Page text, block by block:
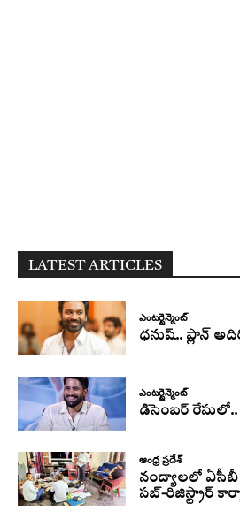
LATEST ARTICLES
ఎంటర్టైన్మెంట్
ధనుష్‌.. ప్లాన్
ఎంటర్టైన్మెంట్
డిసెంబర్
ఆంధ్ర ప్రదేశ్
నంద్యాలలో ఏసీబీ
సబ్-రిజిస్ట్రార్